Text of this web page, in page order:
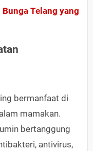
Telang yang
bermanfaat di
mamakan.
bertanggung
antivirus,